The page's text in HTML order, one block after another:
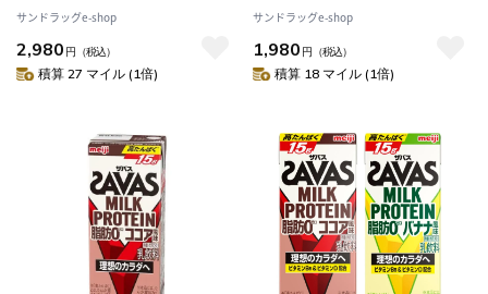
サンドラッグe-shop
2,980 円 （税込）
積算 27 マイル (1倍)
サンドラッグe-shop
1,980 円 （税込）
積算 18 マイル (1倍)